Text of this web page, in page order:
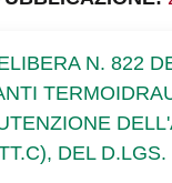
N. 822
DEL